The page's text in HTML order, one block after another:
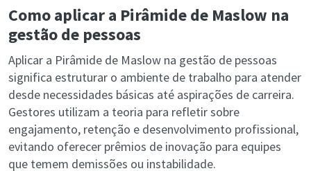
Como aplicar a Pirâmide de Maslow na
gestão de pessoas
Aplicar a Pirâmide de Maslow na gestão de pessoas
significa estruturar o ambiente de trabalho para atender
desde necessidades básicas até aspirações de carreira.
Gestores utilizam a teoria para refletir sobre
engajamento, retenção e desenvolvimento profissional,
evitando oferecer prêmios de inovação para equipes
que temem demissões ou instabilidade.